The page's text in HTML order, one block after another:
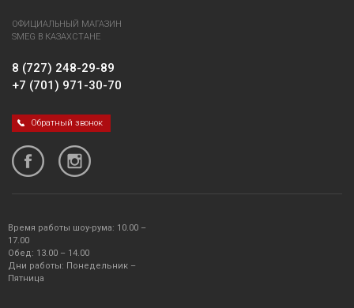
ОФИЦИАЛЬНЫЙ МАГАЗИН
SMEG В КАЗАХСТАНЕ
8 (727) 248-29-89
+7 (701) 971-30-70
Обратный звонок
Время работы шоу-рума: 10.00 –
17.00
Обед: 13.00 – 14.00
Дни работы: Понедельник –
Пятница